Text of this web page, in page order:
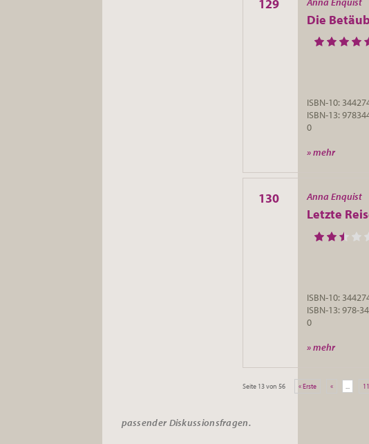
129
Die
ISBN-10:
ISBN-13:
0
» mehr
130 Anna Enquist
Letzte
ISBN-10:
ISBN-13: 978-
0
» mehr
Seite 13 von 56 « Erste « 11
passender Diskussionsfragen.